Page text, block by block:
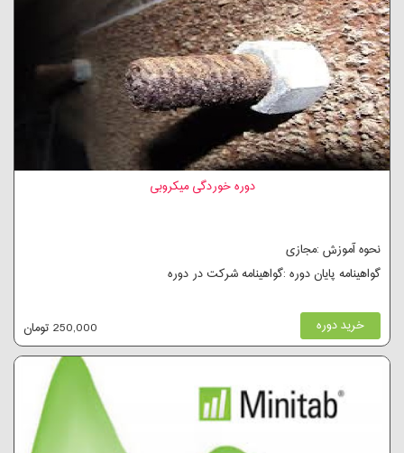
دوره خوردگی میکروبی
نحوه آموزش :مجازی
گواهینامه پایان دوره :گواهینامه شرکت در دوره
خرید دوره 250,000 تومان